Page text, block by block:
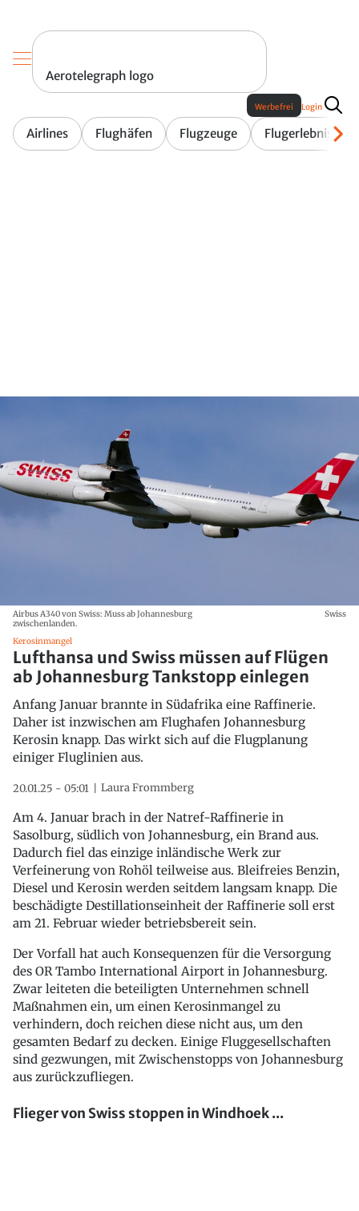
Aerotelegraph logo
Airlines Flughäfen Flugzeuge Flugerlebnis
Werbefrei Login
Airbus A340 von Swiss: Muss ab Johannesburg
zwischenlanden.
Swiss
Kerosinmangel
Lufthansa und Swiss müssen auf Flügen
ab Johannesburg Tankstopp einlegen
Anfang Januar brannte in Südafrika eine Raffinerie.
Daher ist inzwischen am Flughafen Johannesburg
Kerosin knapp. Das wirkt sich auf die Flugplanung
einiger Fluglinien aus.
20.01.25 - 05:01 Laura Frommberg
Am 4. Januar brach in der Natref-Raffinerie in
Sasolburg, südlich von Johannesburg, ein Brand aus.
Dadurch fiel das einzige inländische Werk zur
Verfeinerung von Rohöl teilweise aus. Bleifreies Benzin,
Diesel und Kerosin werden seitdem langsam knapp. Die
beschädigte Destillationseinheit der Raffinerie soll erst
am 21. Februar wieder betriebsbereit sein.
Der Vorfall hat auch Konsequenzen für die Versorgung
des OR Tambo International Airport in Johannesburg.
Zwar leiteten die beteiligten Unternehmen schnell
Maßnahmen ein, um einen Kerosinmangel zu
verhindern, doch reichen diese nicht aus, um den
gesamten Bedarf zu decken. Einige Fluggesellschaften
sind gezwungen, mit Zwischenstopps von Johannesburg
aus zurückzufliegen.
Flieger von Swiss stoppen in Windhoek ...